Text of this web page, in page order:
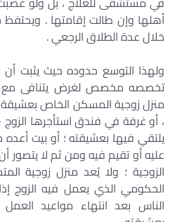
أهلها وإن طالت إقامتها . ويحتفظ
خلال عدة الطلاق الرجعي .
ولهذا التوسع حدوده حيث يثبت
تخصصه مخصص لغرض يتنافى مع
منزل زوجية المسكن الخاص بعشيقة
، أو غرفة في فندق استأجرها
يلتقي فيها بعشيقته ؛ أو بيت أعده
عليه أو تقيم فيه ومن ثم لا يتصور
الزوجية ؛ ولا يُعد منزل زوجية
الحكومي الذي يعمل فيه الزوج
الناس بعد انتهاء مواعيد